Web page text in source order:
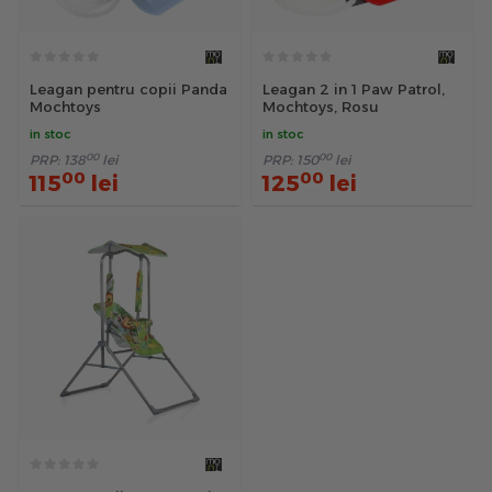
Leagan pentru copii Panda
Mochtoys
in stoc
PRP: 13800 lei
11500 lei
Leagan 2 in 1 Paw Patrol,
Mochtoys, Rosu
in stoc
PRP: 15000 lei
12500 lei